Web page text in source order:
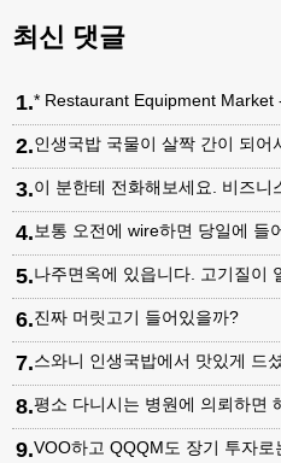
최신 댓글
1.* Restaurant Equipment Market
2.인생국밥 국물이 살짝 간이 되
3.이 분한테 전화해보세요. 비즈
4.보통 오전에 wire하면 당일에 들
5.나주면옥에 있읍니다. 고기질이
6.진짜 머릿고기 들어있을까?
7.스와니 인생국밥에서 맛있게 드
8.평소 다니시는 병원에 의뢰하면
9.VOO하고 QQQM도 장기 투자로